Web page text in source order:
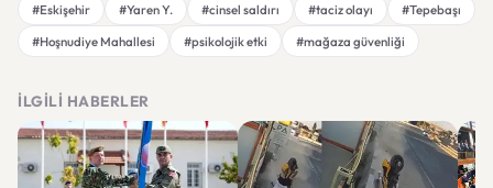
#Eskişehir #Yaren Y. #cinsel saldırı #taciz olayı
#Tepebaşı
#Hoşnudiye Mahallesi
#psikolojik etki #mağaza güvenliği
İLGILI HABERLER